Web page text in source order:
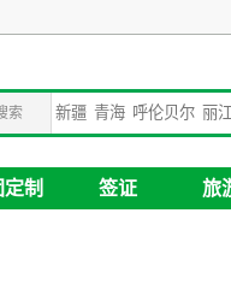
索
制 签证 旅